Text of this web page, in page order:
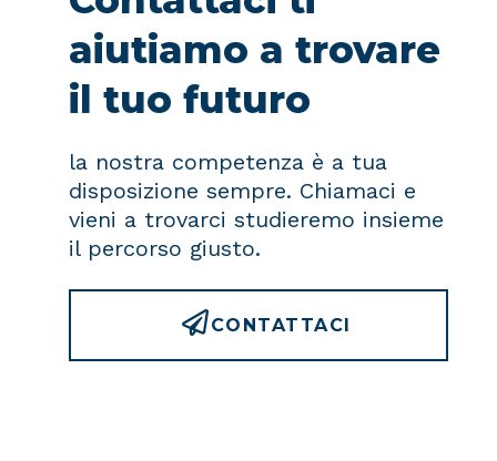
aiutiamo a trovare
il tuo futuro
la nostra competenza è a tua
disposizione sempre. Chiamaci e
vieni a trovarci studieremo insieme
il percorso giusto.
CONTATTACI